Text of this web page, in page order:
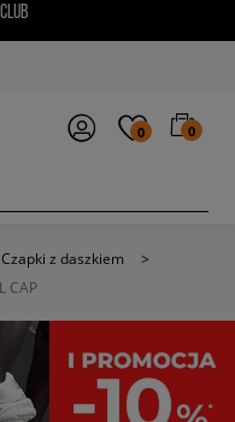
0 0
Czapki z daszkiem
>
CAP